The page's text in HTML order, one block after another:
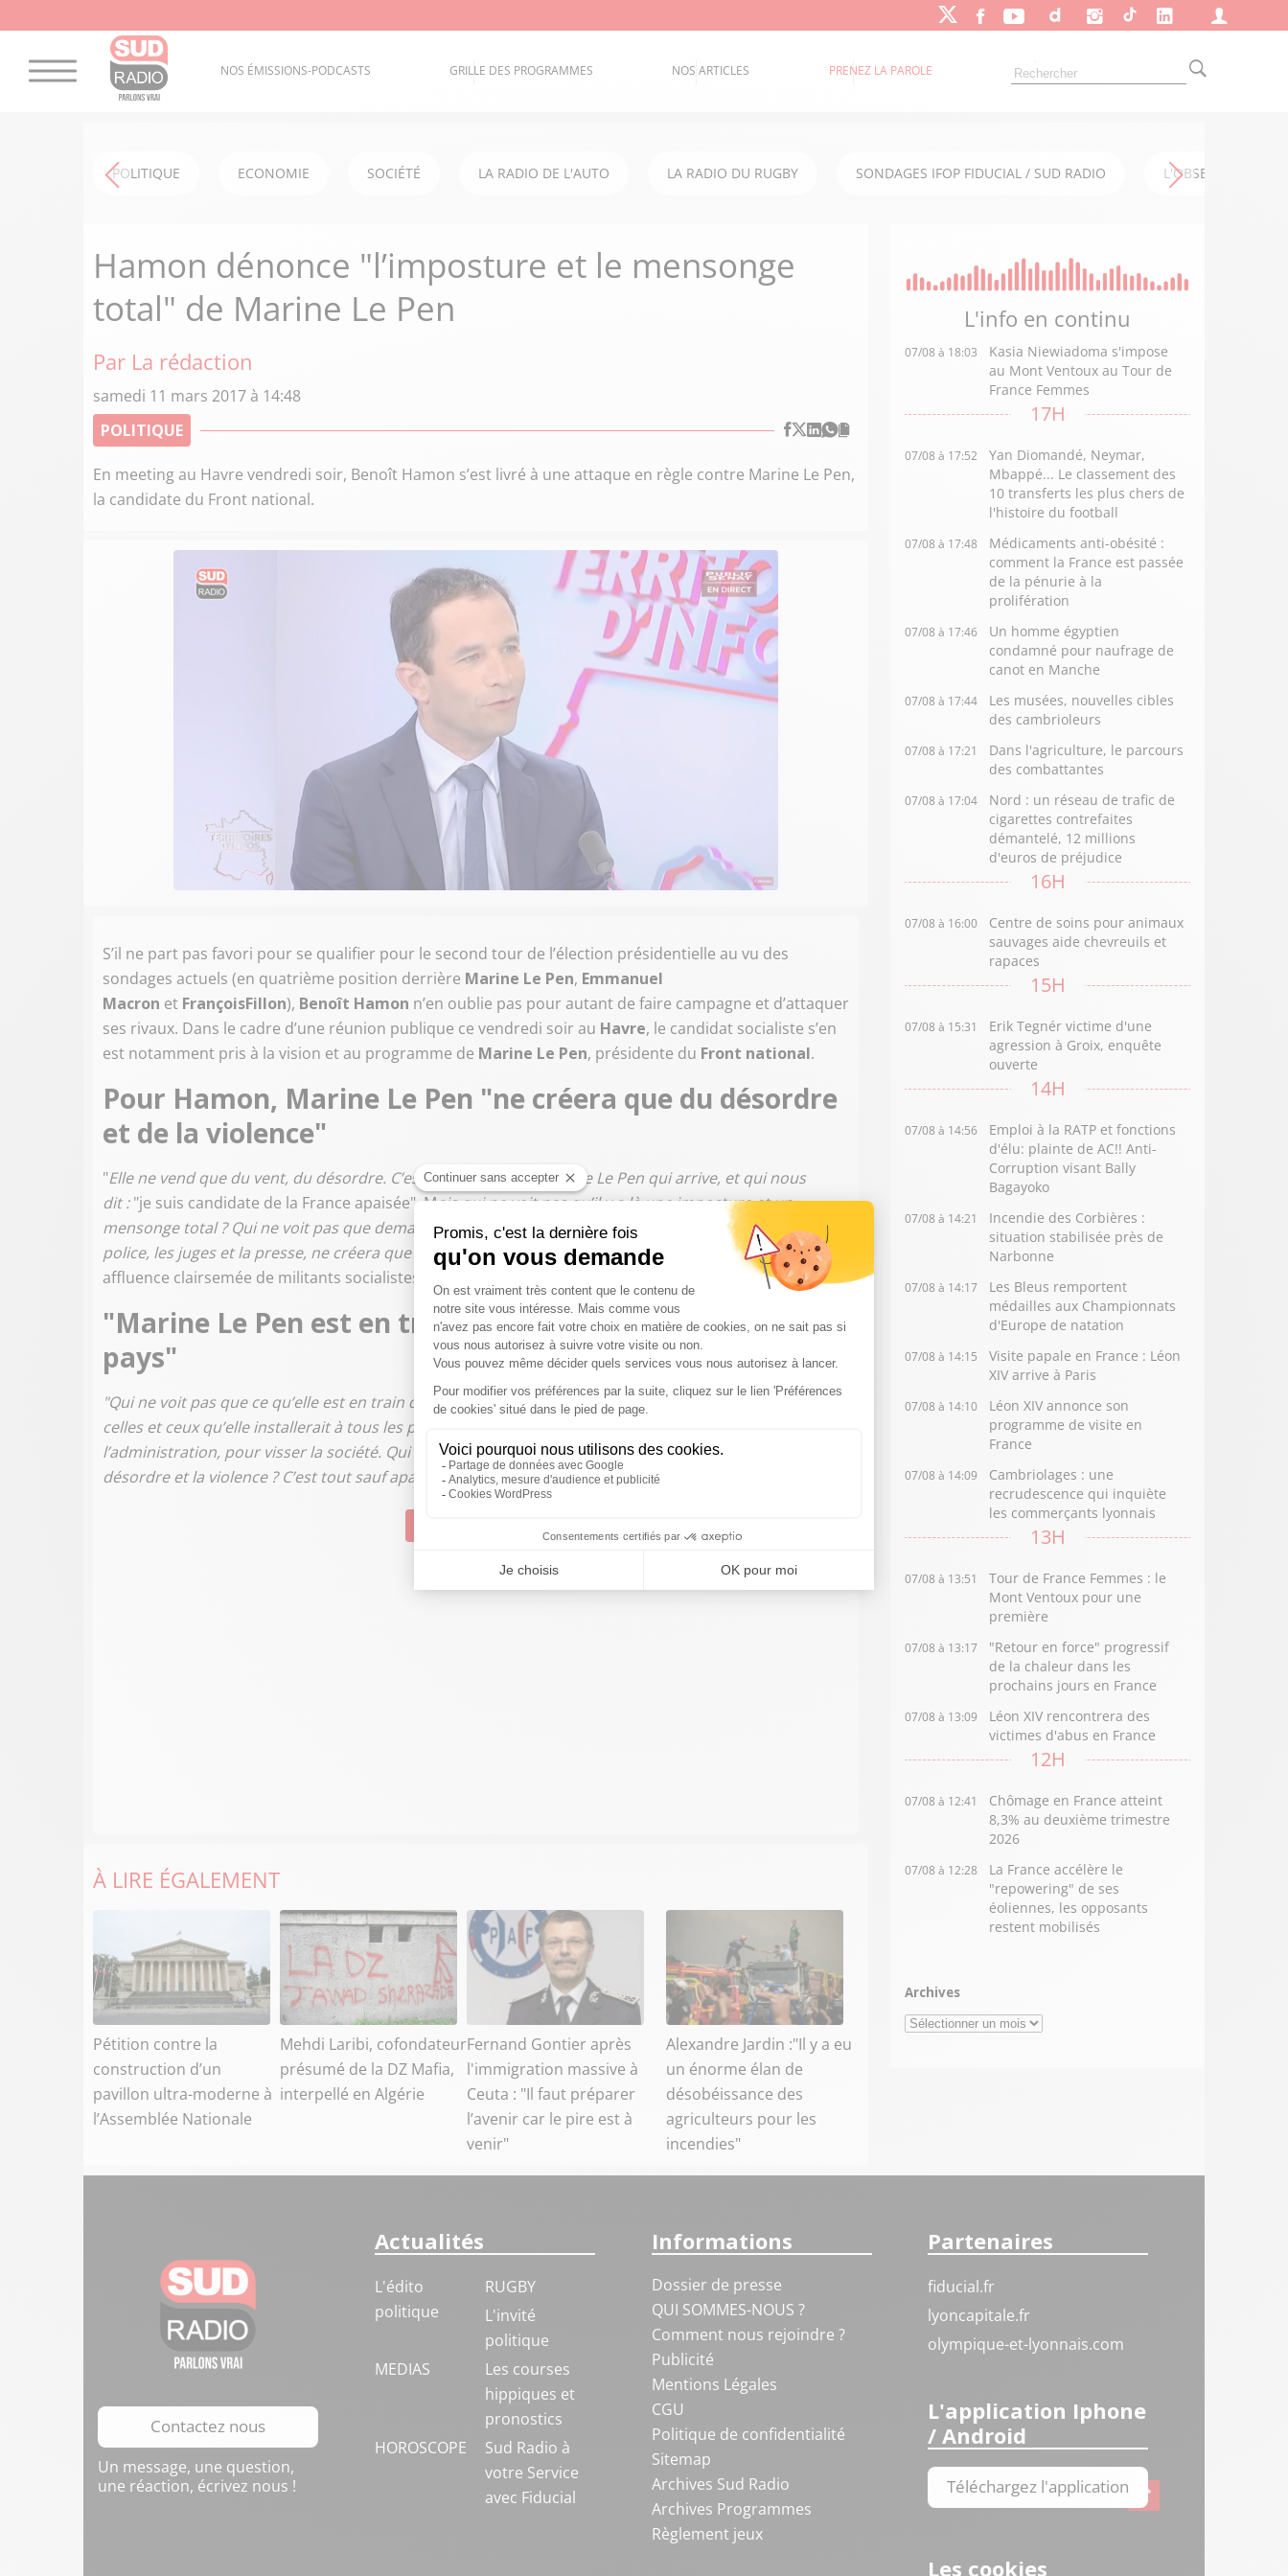
NOS ÉMISSIONS-PODCASTS GRILLE DES PROGRAMMES NOS ARTICLES PRENEZ LA PAROLE
POLITIQUE ECONOMIE SOCIÉTÉ LA RADIO DE L'AUTO LA RADIO DU RUGBY SONDAGES IFOP FIDUCIAL / SUD RADIO L'OBSERVATOIRE
Hamon dénonce "l’imposture et le mensonge
total" de Marine Le Pen
Par La rédaction
samedi 11 mars 2017 à 14:48
POLITIQUE
En meeting au Havre vendredi soir, Benoît Hamon s’est livré à une attaque en règle contre Marine Le Pen,
la candidate du Front national.
S’il ne part pas favori pour se qualifier pour le second tour de l’élection présidentielle au vu des
sondages actuels (en quatrième position derrière Marine Le Pen, Emmanuel
Macron et FrançoisFillon), Benoît Hamon n’en oublie pas pour autant de faire campagne et d’attaquer
ses rivaux. Dans le cadre d’une réunion publique ce vendredi soir au Havre, le candidat socialiste s’en
est notamment pris à la vision et au programme de Marine Le Pen, présidente du Front national.
Pour Hamon, Marine Le Pen "ne créera que du désordre
et de la violence"
"Elle ne vend que du vent, du désordre. C’est quand même Madame Le Pen qui arrive, et qui nous
dit :"je suis candidate de la France apaisée". Mais qui ne voit pas qu’il y a là une imposture et un
mensonge total ? Qui ne voit pas que demain, elle, qui a voulu mettre au pas les fonctionnaires de
police, les juges et la presse, ne créera que du désordre et de la violence ?", a-t-il lancé devant une
affluence clairsemée de militants socialistes.
"Marine Le Pen est en train de libérer le pire dans le
pays"
"Qui ne voit pas que ce qu’elle est en train de libérer dans le pays c’est le pire, et notamment chez
celles et ceux qu’elle installerait à tous les postes de pouvoir, dans le pouvoir politique, dans
l’administration, pour visser la société. Qui ne voit pas que, demain, la préférence nationale, ce serait le
désordre et la violence ? C’est tout sauf apaisé !", s’est-il également insurgé.
À LIRE ÉGALEMENT
Pétition contre la
construction d’un
pavillon ultra-moderne à
l’Assemblée Nationale
Mehdi Laribi, cofondateur
présumé de la DZ Mafia,
interpellé en Algérie
Fernand Gontier après
l'immigration massive à
Ceuta : "Il faut préparer
l’avenir car le pire est à
venir"
Alexandre Jardin :"Il y a eu
un énorme élan de
désobéissance des
agriculteurs pour les
incendies"
L'info en continu
07/08 à 18:03
Kasia Niewiadoma s'impose
au Mont Ventoux au Tour de
France Femmes
17H
07/08 à 17:52
Yan Diomandé, Neymar,
Mbappé... Le classement des
10 transferts les plus chers de
l'histoire du football
07/08 à 17:48
Médicaments anti-obésité :
comment la France est passée
de la pénurie à la
prolifération
07/08 à 17:46
Un homme égyptien
condamné pour naufrage de
canot en Manche
07/08 à 17:44
Les musées, nouvelles cibles
des cambrioleurs
07/08 à 17:21
Dans l'agriculture, le parcours
des combattantes
07/08 à 17:04
Nord : un réseau de trafic de
cigarettes contrefaites
démantelé, 12 millions
d'euros de préjudice
16H
07/08 à 16:00
Centre de soins pour animaux
sauvages aide chevreuils et
rapaces
15H
07/08 à 15:31
Erik Tegnér victime d'une
agression à Groix, enquête
ouverte
14H
07/08 à 14:56
Emploi à la RATP et fonctions
d'élu: plainte de AC!! Anti-
Corruption visant Bally
Bagayoko
07/08 à 14:21
Incendie des Corbières :
situation stabilisée près de
Narbonne
07/08 à 14:17
Les Bleus remportent
médailles aux Championnats
d'Europe de natation
07/08 à 14:15
Visite papale en France : Léon
XIV arrive à Paris
07/08 à 14:10
Léon XIV annonce son
programme de visite en
France
07/08 à 14:09
Cambriolages : une
recrudescence qui inquiète
les commerçants lyonnais
13H
07/08 à 13:51
Tour de France Femmes : le
Mont Ventoux pour une
première
07/08 à 13:17
"Retour en force" progressif
de la chaleur dans les
prochains jours en France
07/08 à 13:09
Léon XIV rencontrera des
victimes d'abus en France
12H
07/08 à 12:41
Chômage en France atteint
8,3% au deuxième trimestre
2026
07/08 à 12:28
La France accélère le
"repowering" de ses
éoliennes, les opposants
restent mobilisés
Archives
Archives
Contactez nous
Un message, une question,
une réaction, écrivez nous !
Actualités
L'édito
politique
RUGBY
L'invité
politique
MEDIAS
Les courses
hippiques et
pronostics
HOROSCOPE
Sud Radio à
votre Service
avec Fiducial
Informations
Dossier de presse
QUI SOMMES-NOUS ?
Comment nous rejoindre ?
Publicité
Mentions Légales
CGU
Politique de confidentialité
Sitemap
Archives Sud Radio
Archives Programmes
Règlement jeux
Partenaires
fiducial.fr
lyoncapitale.fr
olympique-et-lyonnais.com
L'application Iphone
/ Android
Téléchargez l'application
Les cookies